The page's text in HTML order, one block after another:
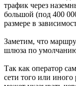
трафик через
большой (под 400
размере в
Заметим, что
шлюза по
Так как оператор
сети того или иного